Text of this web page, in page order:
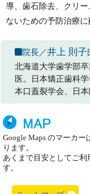
導、歯石除去、クリ
ないための予防治療に
院長／井上 則子
北海道大学歯学部
医。日本矯正歯科
本口蓋裂学会、日
Google Maps のマーカ
ります。
あくまで目安としてご
す。